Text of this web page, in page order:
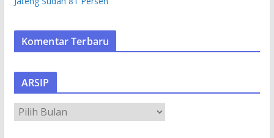
Komentar Terbaru
ARSIP
R